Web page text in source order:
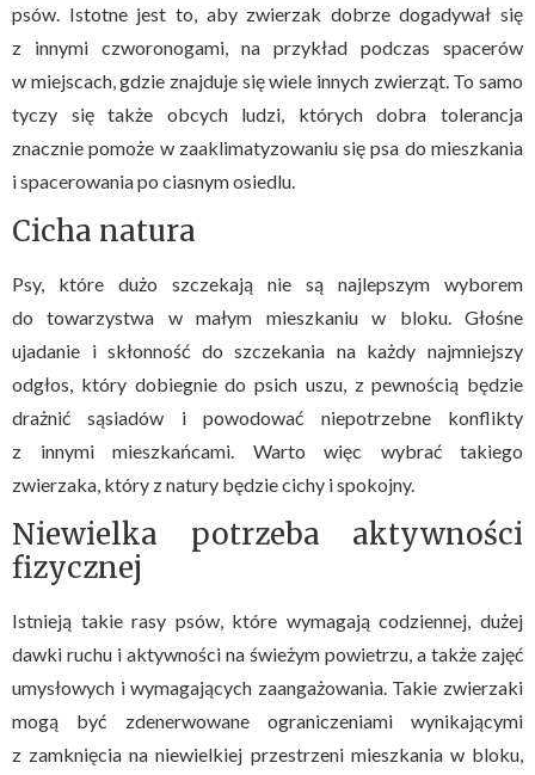
psów. Istotne jest to, aby zwierzak dobrze dogadywał się
z innymi czworonogami, na przykład podczas spacerów
w miejscach, gdzie znajduje się wiele innych zwierząt. To samo
tyczy się także obcych ludzi, których dobra tolerancja
znacznie pomoże w zaaklimatyzowaniu się psa do mieszkania
i spacerowania po ciasnym osiedlu.
Cicha natura
Psy, które dużo szczekają nie są najlepszym wyborem
do towarzystwa w małym mieszkaniu w bloku. Głośne
ujadanie i skłonność do szczekania na każdy najmniejszy
odgłos, który dobiegnie do psich uszu, z pewnością będzie
drażnić sąsiadów i powodować niepotrzebne konflikty
z innymi mieszkańcami. Warto więc wybrać takiego
zwierzaka, który z natury będzie cichy i spokojny.
Niewielka potrzeba aktywności
fizycznej
Istnieją takie rasy psów, które wymagają codziennej, dużej
dawki ruchu i aktywności na świeżym powietrzu, a także zajęć
umysłowych i wymagających zaangażowania. Takie zwierzaki
mogą być zdenerwowane ograniczeniami wynikającymi
z zamknięcia na niewielkiej przestrzeni mieszkania w bloku,